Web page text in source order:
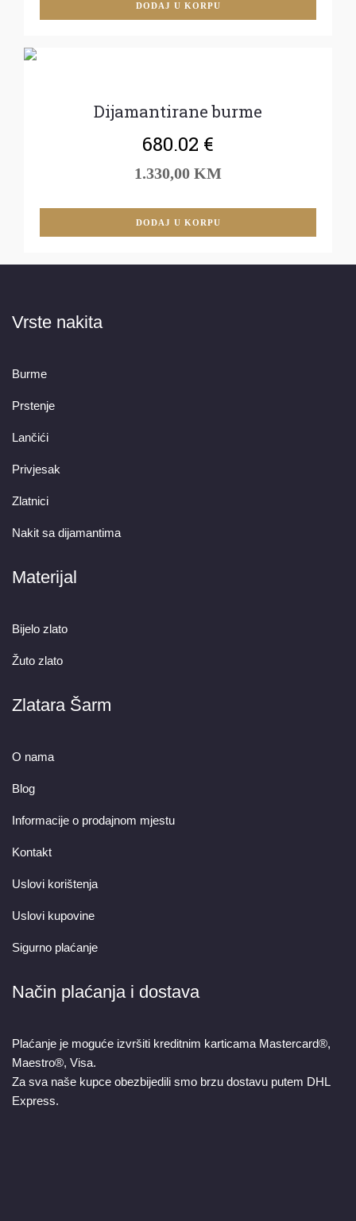
DODAJ U KORPU
Dijamantirane burme
680.02 €
1.330,00 KM
DODAJ U KORPU
Vrste nakita
Burme
Prstenje
Lančići
Privjesak
Zlatnici
Nakit sa dijamantima
Materijal
Bijelo zlato
Žuto zlato
Zlatara Šarm
O nama
Blog
Informacije o prodajnom mjestu
Kontakt
Uslovi korištenja
Uslovi kupovine
Sigurno plaćanje
Način plaćanja i dostava
Plaćanje je moguće izvršiti kreditnim karticama Mastercard®,
Maestro®, Visa.
Za sva naše kupce obezbijedili smo brzu dostavu putem DHL
Express.